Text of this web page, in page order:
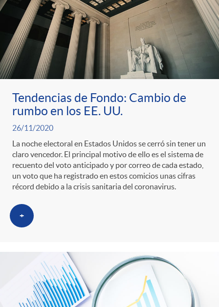
Tendencias de Fondo: Cambio de
rumbo en los EE. UU.
26/11/2020
La noche electoral en Estados Unidos se cerró sin tener un
claro vencedor. El principal motivo de ello es el sistema de
recuento del voto anticipado y por correo de cada estado,
un voto que ha registrado en estos comicios unas cifras
récord debido a la crisis sanitaria del coronavirus.
+